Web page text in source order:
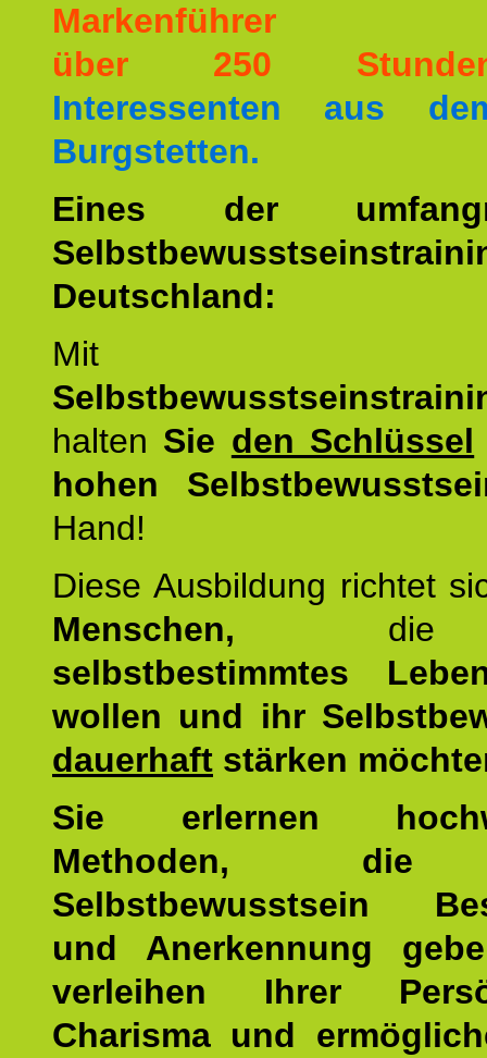
Markenführer
über 250
Interessenten aus
Burgstetten.
Eines der
Deutschland:
Mit
halten Sie den Schlüssel
hohen
Hand!
Diese Ausbildung richtet
Menschen,
selbstbestimmtes
wollen und ihr
dauerhaft stärken
Sie erlernen
Methoden, die
Selbstbewusstsein
und Anerkennung
verleihen Ihrer
Charisma und